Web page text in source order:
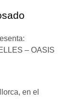
– OASIS
en el